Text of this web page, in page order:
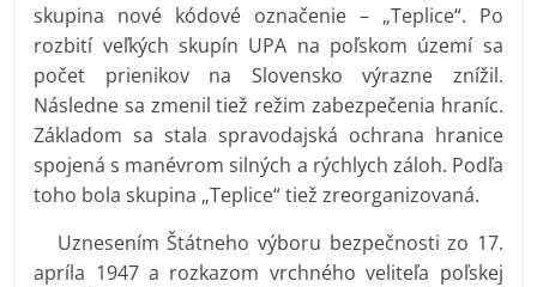
skupina nové kódové označenie – „Teplice“. Po
rozbití veľkých skupín UPA na poľskom území sa
počet prienikov na Slovensko výrazne znížil.
Následne sa zmenil tiež režim zabezpečenia hraníc.
Základom sa stala spravodajská ochrana hranice
spojená s manévrom silných a rýchlych záloh. Podľa
toho bola skupina „Teplice“ tiež zreorganizovaná.
Uznesením Štátneho výboru bezpečnosti zo 17.
apríla 1947 a rozkazom vrchného veliteľa poľskej